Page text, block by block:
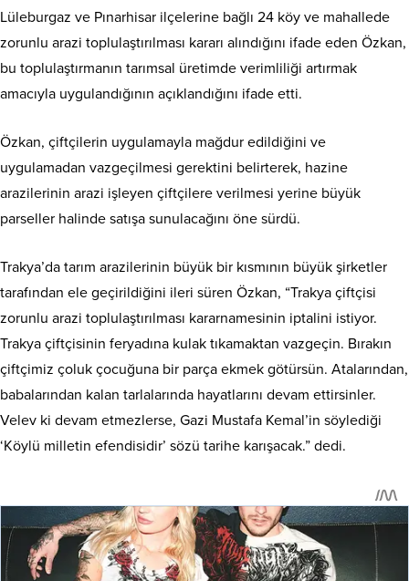
Lüleburgaz ve Pınarhisar ilçelerine bağlı 24 köy ve mahallede
zorunlu arazi toplulaştırılması kararı alındığını ifade eden Özkan,
bu toplulaştırmanın tarımsal üretimde verimliliği artırmak
amacıyla uygulandığının açıklandığını ifade etti.
Özkan, çiftçilerin uygulamayla mağdur edildiğini ve
uygulamadan vazgeçilmesi gerektini belirterek, hazine
arazilerinin arazi işleyen çiftçilere verilmesi yerine büyük
parseller halinde satışa sunulacağını öne sürdü.
Trakya’da tarım arazilerinin büyük bir kısmının büyük şirketler
tarafından ele geçirildiğini ileri süren Özkan, “Trakya çiftçisi
zorunlu arazi toplulaştırılması kararnamesinin iptalini istiyor.
Trakya çiftçisinin feryadına kulak tıkamaktan vazgeçin. Bırakın
çiftçimiz çoluk çocuğuna bir parça ekmek götürsün. Atalarından,
babalarından kalan tarlalarında hayatlarını devam ettirsinler.
Velev ki devam etmezlerse, Gazi Mustafa Kemal’in söylediği
‘Köylü milletin efendisidir’ sözü tarihe karışacak.” dedi.